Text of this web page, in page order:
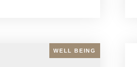
WELL BEING